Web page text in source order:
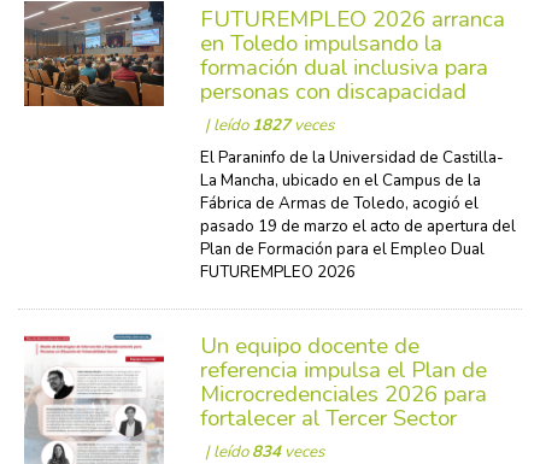
FUTUREMPLEO 2026 arranca
en Toledo impulsando la
formación dual inclusiva para
personas con discapacidad
| leído1827veces
El Paraninfo de la Universidad de Castilla-
La Mancha, ubicado en el Campus de la
Fábrica de Armas de Toledo, acogió el
pasado 19 de marzo el acto de apertura del
Plan de Formación para el Empleo Dual
FUTUREMPLEO 2026
Un equipo docente de
referencia impulsa el Plan de
Microcredenciales 2026 para
fortalecer al Tercer Sector
| leído834veces